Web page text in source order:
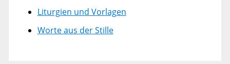
Liturgien und Vorlagen
Worte aus der Stille